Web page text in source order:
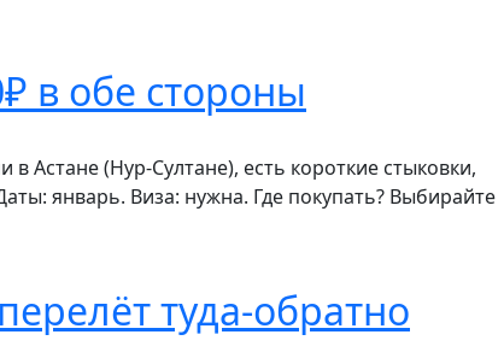
в обе стороны
Астане (Нур-Султане), есть короткие стыковки,
январь. Виза: нужна. Где покупать? Выбирайте
туда-обратно